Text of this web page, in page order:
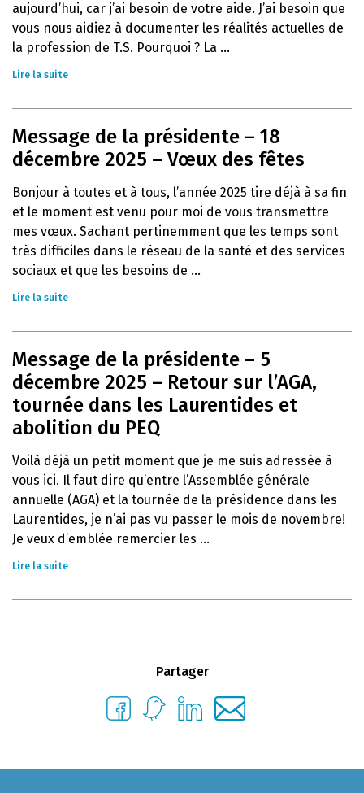
aujourd’hui, car j’ai besoin de votre aide. J’ai besoin que
vous nous aidiez à documenter les réalités actuelles de
la profession de T.S. Pourquoi ? La ...
Lire la suite
Message de la présidente – 18
décembre 2025 – Vœux des fêtes
Bonjour à toutes et à tous, l’année 2025 tire déjà à sa fin
et le moment est venu pour moi de vous transmettre
mes vœux. Sachant pertinemment que les temps sont
très difficiles dans le réseau de la santé et des services
sociaux et que les besoins de ...
Lire la suite
Message de la présidente – 5
décembre 2025 – Retour sur l’AGA,
tournée dans les Laurentides et
abolition du PEQ
Voilà déjà un petit moment que je me suis adressée à
vous ici. Il faut dire qu’entre l’Assemblée générale
annuelle (AGA) et la tournée de la présidence dans les
Laurentides, je n’ai pas vu passer le mois de novembre!
Je veux d’emblée remercier les ...
Lire la suite
Partager